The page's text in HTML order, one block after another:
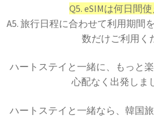
Q5. eSIMは何日間
A5. 旅行日程に合わせて利用期間
数だけご利用く
ハートステイと一緒に、もっと
心配なく出発しま
ハートステイと一緒なら、韓国